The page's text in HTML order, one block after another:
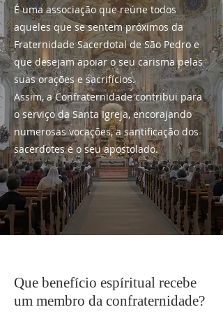
É uma associação que reúne todos
aqueles que se sentem próximos da
Fraternidade Sacerdotal de São Pedro e
que desejam apoiar o seu carisma pelas
suas orações e sacrifícios.
Assim, a Confraternidade contribui para
o serviço da Santa Igreja, encorajando
numerosas vocações, a santificação dos
sacerdotes e o seu apostolado.
Que benefício espíritual recebe
um membro da confraternidade?